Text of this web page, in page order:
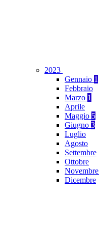
2023
Gennaio 1
Febbraio
Marzo 1
Aprile
Maggio 5
Giugno 3
Luglio
Agosto
Settembre
Ottobre
Novembre
Dicembre